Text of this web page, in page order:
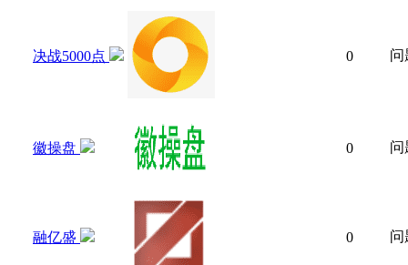
决战5000点 0 问
徽操盘 0 问
融亿盛 0 问